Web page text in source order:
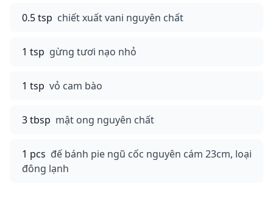
0.5 tsp chiết xuất vani nguyên chất
1 tsp gừng tươi nạo nhỏ
1 tsp vỏ cam bào
3 tbsp mật ong nguyên chất
1 pcs đế bánh pie ngũ cốc nguyên cám 23cm, loại
đông lạnh